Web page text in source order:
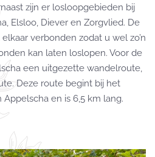
zijn er losloopgebieden bij
Elsloo, Diever en Zorgvlied. De
verbonden zodat u wel zo’n
kan laten loslopen. Voor de
een uitgezette wandelroute,
Deze route begint bij het
en is 6,5 km lang.